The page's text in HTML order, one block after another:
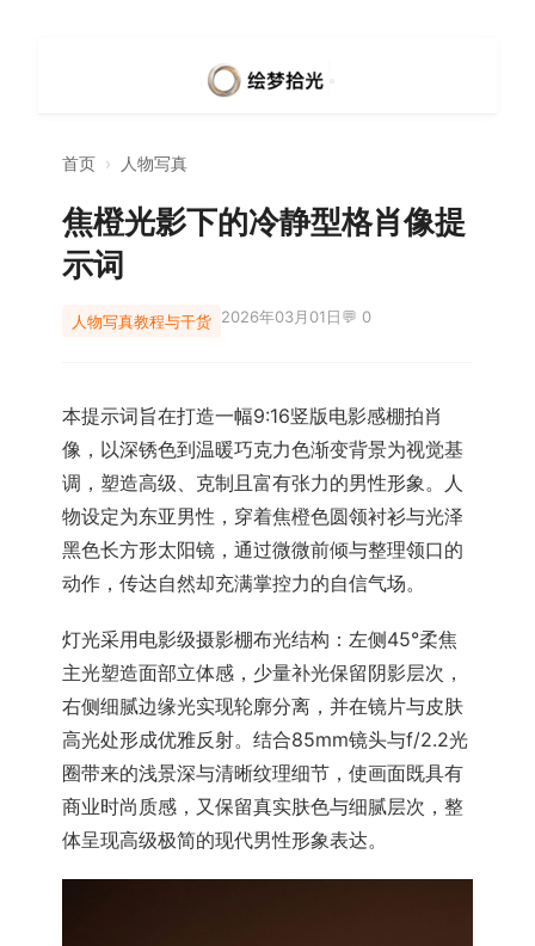
首页 › 人物写真
焦橙光影下的冷静型格肖像提
示词
人物写真教程与干货 2026年03月01日💬 0
本提示词旨在打造一幅9:16竖版电影感棚拍肖
像，以深锈色到温暖巧克力色渐变背景为视觉基
调，塑造高级、克制且富有张力的男性形象。人
物设定为东亚男性，穿着焦橙色圆领衬衫与光泽
黑色长方形太阳镜，通过微微前倾与整理领口的
动作，传达自然却充满掌控力的自信气场。
灯光采用电影级摄影棚布光结构：左侧45°柔焦
主光塑造面部立体感，少量补光保留阴影层次，
右侧细腻边缘光实现轮廓分离，并在镜片与皮肤
高光处形成优雅反射。结合85mm镜头与f/2.2光
圈带来的浅景深与清晰纹理细节，使画面既具有
商业时尚质感，又保留真实肤色与细腻层次，整
体呈现高级极简的现代男性形象表达。